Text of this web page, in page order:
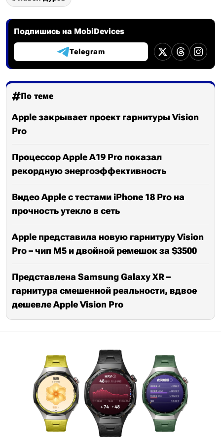
Подпишись на MobiDevices
Telegram
По теме
Apple закрывает проект гарнитуры Vision
Pro
Процессор Apple A19 Pro показал
рекордную энергоэффективность
Видео Apple с тестами iPhone 18 Pro на
прочность утекло в сеть
Apple представила новую гарнитуру Vision
Pro – чип M5 и двойной ремешок за $3500
Представлена Samsung Galaxy XR –
гарнитура смешенной реальности, вдвое
дешевле Apple Vision Pro